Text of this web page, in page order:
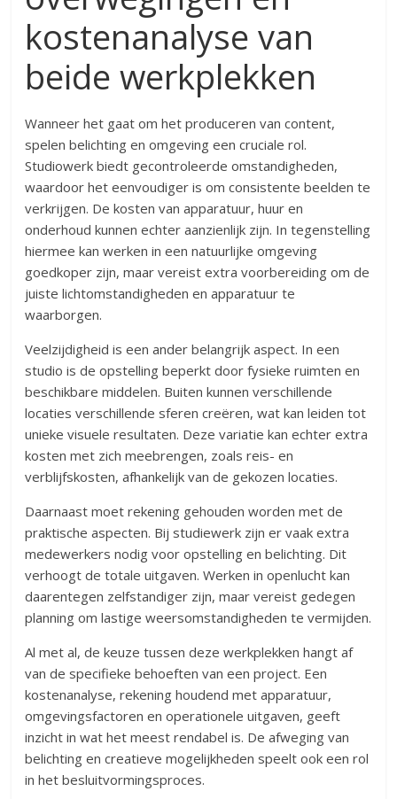
kostenanalyse van
beide werkplekken
Wanneer het gaat om het produceren van content,
spelen belichting en omgeving een cruciale rol.
Studiowerk biedt gecontroleerde omstandigheden,
waardoor het eenvoudiger is om consistente beelden te
verkrijgen. De kosten van apparatuur, huur en
onderhoud kunnen echter aanzienlijk zijn. In tegenstelling
hiermee kan werken in een natuurlijke omgeving
goedkoper zijn, maar vereist extra voorbereiding om de
juiste lichtomstandigheden en apparatuur te
waarborgen.
Veelzijdigheid is een ander belangrijk aspect. In een
studio is de opstelling beperkt door fysieke ruimten en
beschikbare middelen. Buiten kunnen verschillende
locaties verschillende sferen creëren, wat kan leiden tot
unieke visuele resultaten. Deze variatie kan echter extra
kosten met zich meebrengen, zoals reis- en
verblijfskosten, afhankelijk van de gekozen locaties.
Daarnaast moet rekening gehouden worden met de
praktische aspecten. Bij studiewerk zijn er vaak extra
medewerkers nodig voor opstelling en belichting. Dit
verhoogt de totale uitgaven. Werken in openlucht kan
daarentegen zelfstandiger zijn, maar vereist gedegen
planning om lastige weersomstandigheden te vermijden.
Al met al, de keuze tussen deze werkplekken hangt af
van de specifieke behoeften van een project. Een
kostenanalyse, rekening houdend met apparatuur,
omgevingsfactoren en operationele uitgaven, geeft
inzicht in wat het meest rendabel is. De afweging van
belichting en creatieve mogelijkheden speelt ook een rol
in het besluitvormingsproces.